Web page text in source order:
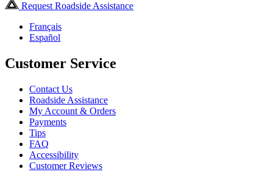
Request Roadside Assistance
Français
Español
Customer Service
Contact Us
Roadside Assistance
My Account & Orders
Payments
Tips
FAQ
Accessibility
Customer Reviews